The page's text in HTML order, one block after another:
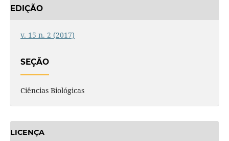
EDIÇÃO
v. 15 n. 2 (2017)
SEÇÃO
Ciências Biológicas
LICENÇA